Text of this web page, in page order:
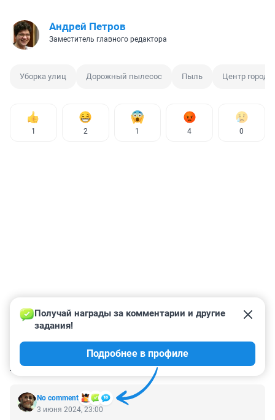
Андрей Петров
Заместитель главного редактора
Уборка улиц Дорожный пылесос Пыль Центр города
1 2 1 4 0
КОММЕНТАРИИ 13
No comment
Получай награды за комментарии и другие
задания!
Подробнее в профиле
3 июня 2024, 23:00